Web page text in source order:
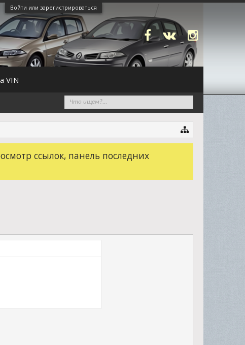
Войти или зарегистрироваться
ссылок, панель последних
VIN